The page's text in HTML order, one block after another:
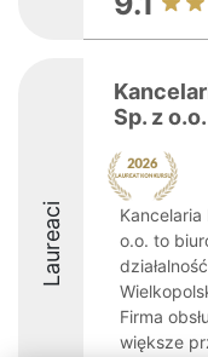
Laureaci
Sp. z o.o.
o.o. to
Firma
większe